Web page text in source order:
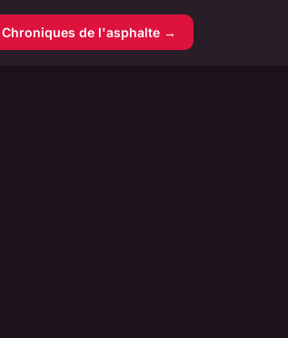
Chroniques de l'asphalte →